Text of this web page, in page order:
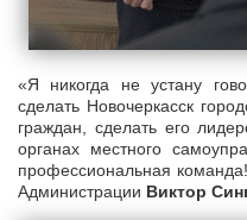
«Я никогда не устану
сделать Новочеркасск
граждан, сделать его
органах местного
профессиональная
Администрации Виктор